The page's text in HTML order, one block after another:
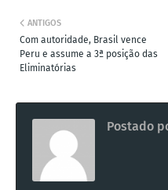
ANTIGOS
Com autoridade, Brasil vence
Peru e assume a 3ª posição das
Eliminatórias
Postado